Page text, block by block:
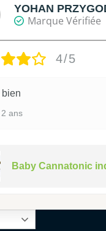
YOHAN
Marque Vérifiée
4/5
bien
ans
Baby Cannatonic